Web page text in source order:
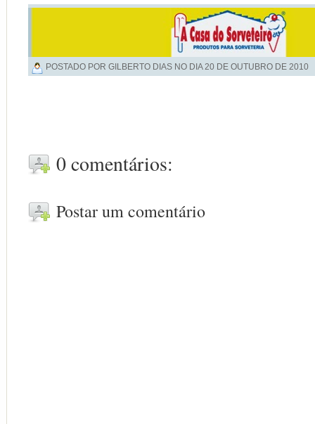
POSTADO POR GILBERTO DIAS NO DIA 20 DE OUTUBRO DE 2010
0 comentários:
Postar um comentário